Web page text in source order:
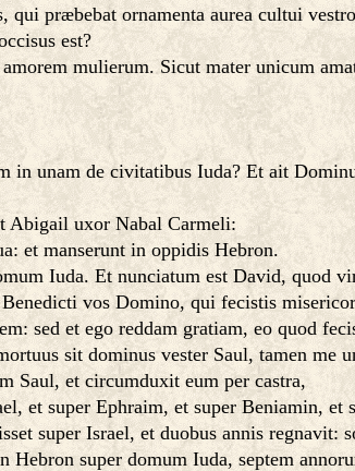
præbebat ornamenta aurea cultui
est?
mulierum. Sicut mater unicum
unam de civitatibus Iuda? Et ait
Abigail uxor Nabal Carmeli:
et manserunt in oppidis Hebron.
Iuda. Et nunciatum est David, quod
vos Domino, qui fecistis
sed et ego reddam gratiam, eo quod
sit dominus vester Saul, tamen me
Saul, et circumduxit eum per castra,
et super Ephraim, et super Beniamin, et
super Israel, et duobus annis regnavit:
super domum Iuda, septem